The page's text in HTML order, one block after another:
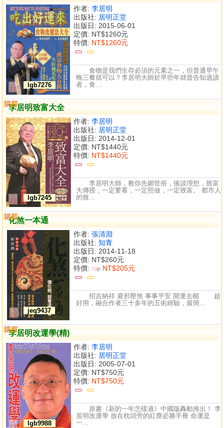
lgb7276
作者: 李居明
出版社: 居明正堂
出版日: 2015-06-01
定價: NT$1260元
特價: NT$1260元
食物是我們生存必須的元素之一，但普通早午
晚三餐就可以？李居明大師於早些年就曾告知過讀
者，食...
李居明致富大全
lgb7245
作者: 李居明
出版社: 居明正堂
出版日: 2014-12-01
定價: NT$1440元
特價: NT$1440元
購買
比較
李居明大師，教你先媚世俗，後談理想，致富
大傳授，一定要看，一定照做，一定致富。 都市人
的致...
化煞一本通
jeq9437
作者: 張清淵
出版社: 知青
出版日: 2014-11-18
定價: NT$260元
特價: 79折 NT$205元
購買
比較
招吉納祥 避邪壓煞 事事平安 開運去楣 超
好用，融合作者三十多年的五術經驗，最簡...
李居明改運學(精)
lgb9988
作者: 李居明
出版社: 居明正堂
出版日: 2005-07-01
定價: NT$750元
特價: NT$750元
購買
比較
原書《新的一年怎樣過》中國版轟動推出！ 李
居明改運學 放在枕頭旁的紅塵必勝手冊 命運是
一...